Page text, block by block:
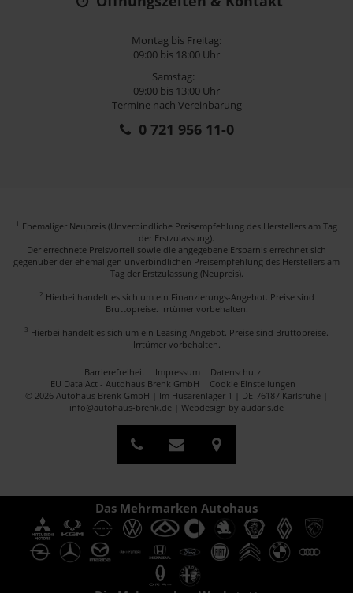
Montag bis Freitag:
09:00 bis 18:00 Uhr
Samstag:
09:00 bis 13:00 Uhr
Termine nach Vereinbarung
0 721 956 11-0
1 Ehemaliger Neupreis (Unverbindliche Preisempfehlung des Herstellers am Tag
der Erstzulassung).
Der errechnete Preisvorteil sowie die angegebene Ersparnis errechnet sich
gegenüber der ehemaligen unverbindlichen Preisempfehlung des Herstellers am
Tag der Erstzulassung (Neupreis).
2 Hierbei handelt es sich um ein Finanzierungs-Angebot. Preise sind
Bruttopreise. Irrtümer vorbehalten.
3 Hierbei handelt es sich um ein Leasing-Angebot. Preise sind Bruttopreise.
Irrtümer vorbehalten.
Barrierefreiheit Impressum
Datenschutz
EU Data Act - Autohaus Brenk GmbH
Cookie Einstellungen
© 2026 Autohaus Brenk GmbH | Im Husarenlager 1 | DE-76187 Karlsruhe |
info@autohaus-brenk.de | Webdesign by audaris.de
Das Mehrmarken Autohaus